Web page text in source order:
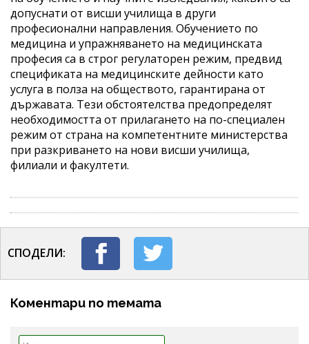
допуснати от висши училища в други
професионални направления. Обучението по
медицина и упражняването на медицинската
професия са в строг регулаторен режим, предвид
спецификата на медицинските дейности като
услуга в полза на обществото, гарантирана от
държавата. Тези обстоятелства предопределят
необходимостта от прилагането на по-специален
режим от страна на компетентните министерства
при разкриването на нови висши училища,
филиали и факултети.
СПОДЕЛИ:
Коментари по темата